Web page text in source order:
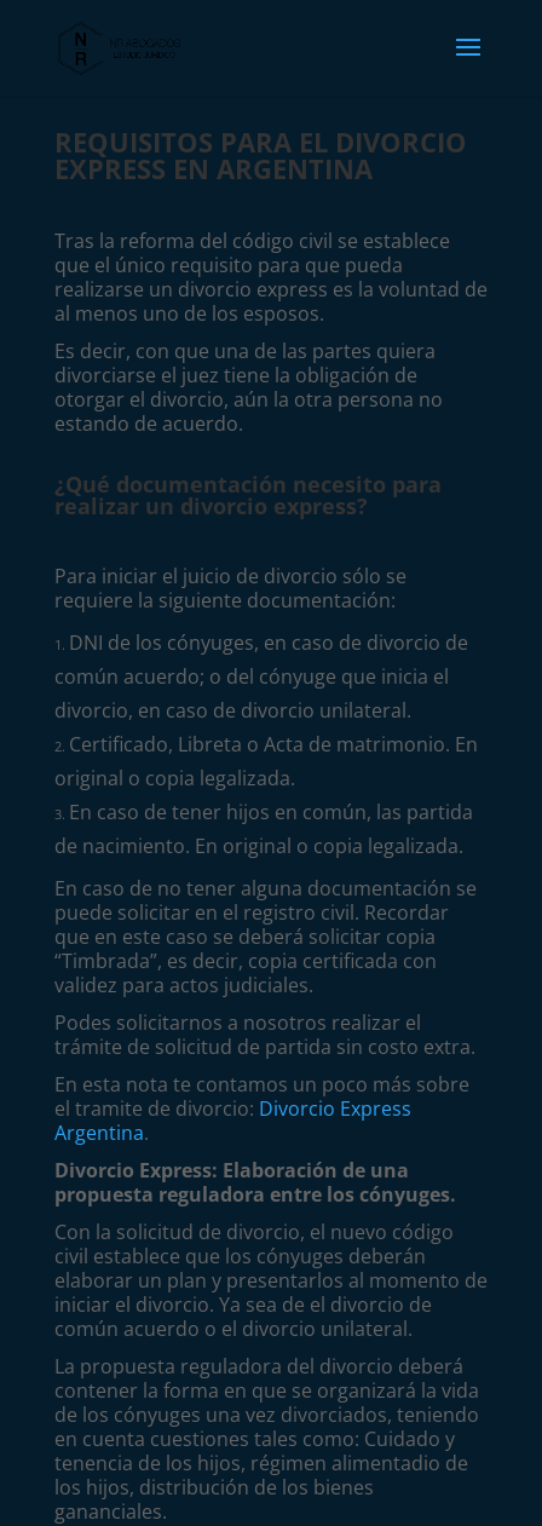
REQUISITOS PARA EL DIVORCIO
EXPRESS EN ARGENTINA
Tras la reforma del código civil se establece
que el único requisito para que pueda
realizarse un divorcio express es la voluntad de
al menos uno de los esposos.
Es decir, con que una de las partes quiera
divorciarse el juez tiene la obligación de
otorgar el divorcio, aún la otra persona no
estando de acuerdo.
¿Qué documentación necesito para
realizar un divorcio express?
Para iniciar el juicio de divorcio sólo se
requiere la siguiente documentación:
DNI de los cónyuges, en caso de divorcio de
común acuerdo; o del cónyuge que inicia el
divorcio, en caso de divorcio unilateral.
Certificado, Libreta o Acta de matrimonio. En
original o copia legalizada.
En caso de tener hijos en común, las partida
de nacimiento. En original o copia legalizada.
En caso de no tener alguna documentación se
puede solicitar en el registro civil. Recordar
que en este caso se deberá solicitar copia
“Timbrada”, es decir, copia certificada con
validez para actos judiciales.
Podes solicitarnos a nosotros realizar el
trámite de solicitud de partida sin costo extra.
En esta nota te contamos un poco más sobre
el tramite de divorcio: Divorcio Express
Argentina.
Divorcio Express: Elaboración de una
propuesta reguladora entre los cónyuges.
Con la solicitud de divorcio, el nuevo código
civil establece que los cónyuges deberán
elaborar un plan y presentarlos al momento de
iniciar el divorcio. Ya sea de el divorcio de
común acuerdo o el divorcio unilateral.
La propuesta reguladora del divorcio deberá
contener la forma en que se organizará la vida
de los cónyuges una vez divorciados, teniendo
en cuenta cuestiones tales como: Cuidado y
tenencia de los hijos, régimen alimentadio de
los hijos, distribución de los bienes
gananciales.